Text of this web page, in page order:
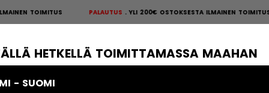
HETKELLÄ TOIMITTAMASSA MAAHAN
- SUOMI
TOIMITUSPALAUTUS YLI 200€ OSTOKSESTA ILMAINEN TOIMITUS
MAALIVAHTI VAATTEET